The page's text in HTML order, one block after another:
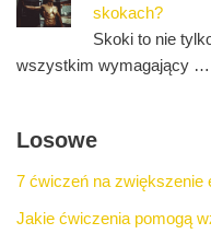
skokach?
Skoki to nie
wszystkim wymagający …
Losowe
7 ćwiczeń na zwiększenie
Jakie ćwiczenia pomogą